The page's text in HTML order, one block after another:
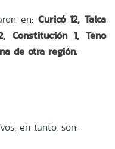
en: Curicó 12, Talca
Constitución 1, Teno
de otra región.
en tanto, son: